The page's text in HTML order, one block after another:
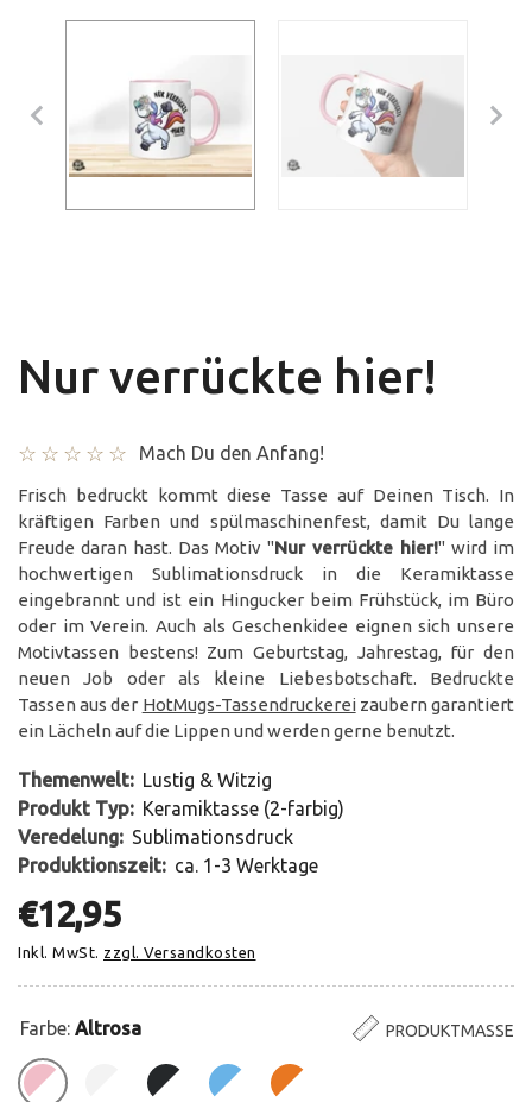
Nur verrückte hier!
Mach Du den Anfang!
Frisch bedruckt kommt diese Tasse auf Deinen Tisch. In
kräftigen Farben und spülmaschinenfest, damit Du lange
Freude daran hast. Das Motiv "Nur verrückte hier!" wird im
hochwertigen Sublimationsdruck in die Keramiktasse
eingebrannt und ist ein Hingucker beim Frühstück, im Büro
oder im Verein. Auch als Geschenkidee eignen sich unsere
Motivtassen bestens! Zum Geburtstag, Jahrestag, für den
neuen Job oder als kleine Liebesbotschaft. Bedruckte
Tassen aus der HotMugs-Tassendruckereizaubern garantiert
ein Lächeln auf die Lippen und werden gerne benutzt.
Themenwelt: Lustig & Witzig
Produkt Typ: Keramiktasse (2-farbig)
Veredelung: Sublimationsdruck
Produktionszeit: ca. 1-3 Werktage
€12,95
Inkl. MwSt. zzgl. Versandkosten
Farbe: Altrosa PRODUKTMASSE